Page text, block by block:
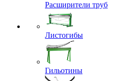
Расширители труб
Листогибы
Гильотины